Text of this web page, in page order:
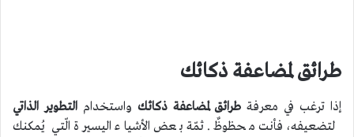
طرائق لمضاعفة ذكائك
إذا ترغب في معرفة طرائق لمضاعفة ذكائك واستخدامالتطوير الذاتي
لتضعيفه، فأنت محظوظٌ. ثمّة بعض الأشياء اليسيرة الّتي يُمكنك